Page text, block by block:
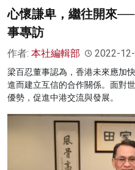
心懷謙卑，繼往開來
事專訪
作者: 本社編輯部 2022-
梁百忍董事認為，香港未來應加
進而建立互信的合作關係。面對
優勢，促進中港交流與發展。